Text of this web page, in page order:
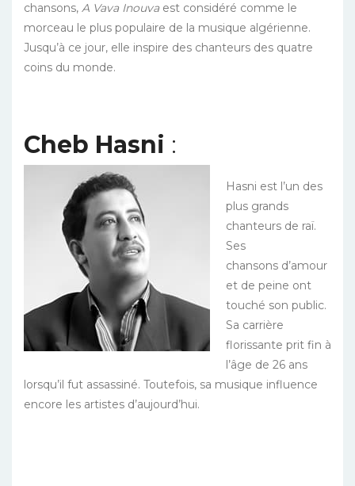
chansons, A Vava Inouvaest considéré comme le
morceau le plus populaire de la musique algérienne.
Jusqu’à ce jour, elle inspire des chanteurs des quatre
coins du monde.
Cheb Hasni :
Hasni est l’un des
plus grands
chanteurs de raï.
Ses
chansons d’amour
et de peine ont
touché son public.
Sa carrière
florissante prit fin à
l’âge de 26 ans
lorsqu’il fut assassiné. Toutefois, sa musique influence
encore les artistes d’aujourd’hui.